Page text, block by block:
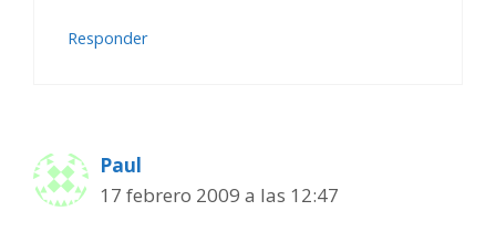
Responder
Paul
17 febrero 2009 a las 12:47